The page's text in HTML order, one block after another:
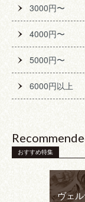
3000円〜
4000円〜
5000円〜
6000円以上
おすすめ特集
ヴェ